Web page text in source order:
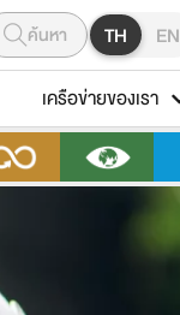
ค้นหา TH EN
เครือข่ายของเรา